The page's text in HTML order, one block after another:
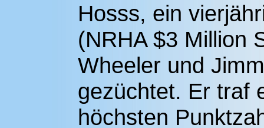
Hosss, ein
(NRHA $3 Million
Wheeler und
gezüchtet. Er traf
höchsten